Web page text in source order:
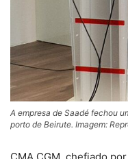
A empresa de Saadé fechou
porto de Beirute. Imagem: